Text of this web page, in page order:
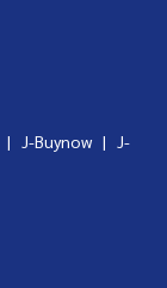
| J-Buynow | J-